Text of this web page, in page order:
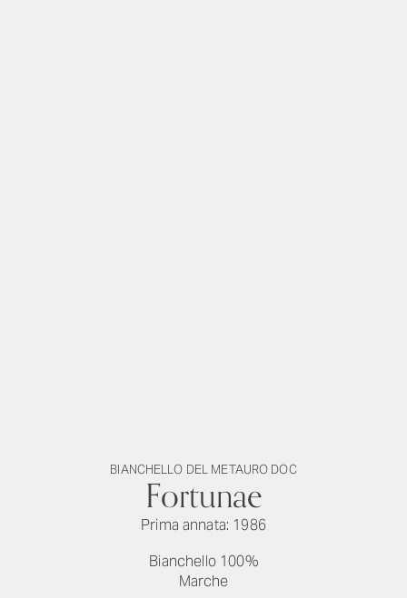
BIANCHELLO DEL METAURO DOC
Fortunae
Prima annata: 1986
Bianchello 100%
Marche